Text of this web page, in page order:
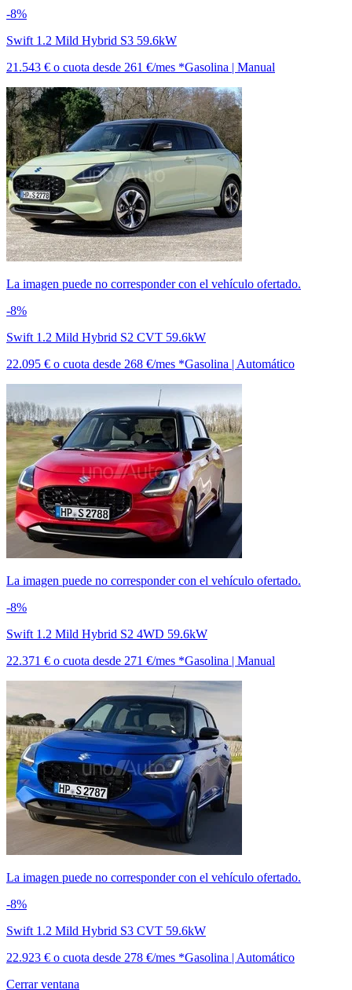
-8%
Swift 1.2 Mild Hybrid S3 59.6kW
21.543 € o cuota desde 261 €/mes *Gasolina | Manual
La imagen puede no corresponder con el vehículo ofertado.
-8%
Swift 1.2 Mild Hybrid S2 CVT 59.6kW
22.095 € o cuota desde 268 €/mes *Gasolina | Automático
La imagen puede no corresponder con el vehículo ofertado.
-8%
Swift 1.2 Mild Hybrid S2 4WD 59.6kW
22.371 € o cuota desde 271 €/mes *Gasolina | Manual
La imagen puede no corresponder con el vehículo ofertado.
-8%
Swift 1.2 Mild Hybrid S3 CVT 59.6kW
22.923 € o cuota desde 278 €/mes *Gasolina | Automático
Cerrar ventana